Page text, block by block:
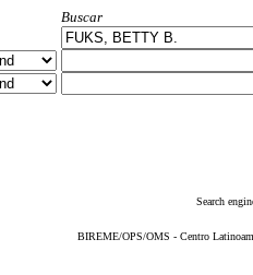
Buscar
Search
BIREME/OPS/OMS - Centro